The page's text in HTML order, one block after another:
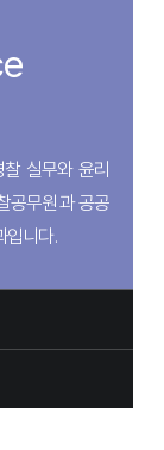
실무와 윤리
공무원과 공공
입니다.